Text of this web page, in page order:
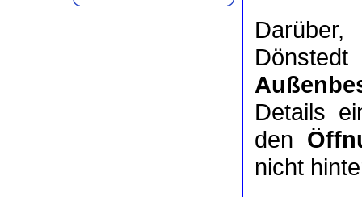
Details
den
nicht